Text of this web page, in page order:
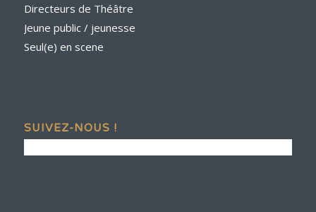
Directeurs de Théâtre
Jeune public / jeunesse
Seul(e) en scene
SUIVEZ-NOUS !